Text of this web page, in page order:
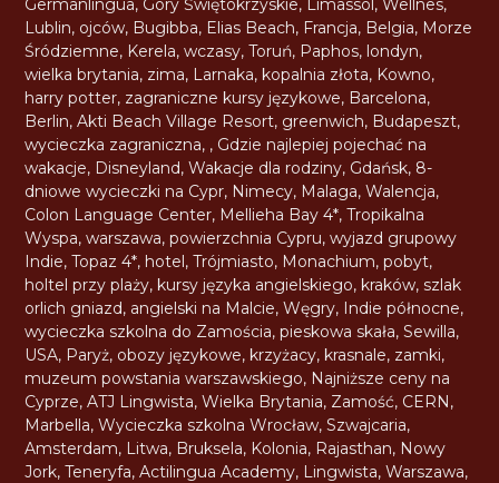
Germanlingua, Góry Świętokrzyskie, Limassol,Wellnes,
Lublin, ojców, Bugibba, Elias Beach, Francja, Belgia, Morze
Śródziemne, Kerela,wczasy,Toruń, Paphos, londyn,
wielka brytania, zima, Larnaka, kopalnia złota, Kowno,
harry potter, zagraniczne kursy językowe, Barcelona,
Berlin,Akti Beach Village Resort, greenwich, Budapeszt,
wycieczka zagraniczna, , Gdzie najlepiej pojechać na
wakacje, Disneyland,Wakacje dla rodziny, Gdańsk, 8-
dniowe wycieczki na Cypr, Nimecy, Malaga,Walencja,
Colon Language Center, Mellieha Bay 4*,Tropikalna
Wyspa,warszawa,powierzchnia Cypru,wyjazd grupowy
Indie,Topaz 4*, hotel,Trójmiasto, Monachium,pobyt,
holtel przy plaży, kursy języka angielskiego, kraków,szlak
orlich gniazd, angielski na Malcie,Węgry, Indie północne,
wycieczka szkolna do Zamościa,pieskowa skała,Sewilla,
USA, Paryż, obozy językowe, krzyżacy, krasnale, zamki,
muzeum powstania warszawskiego, Najniższe ceny na
Cyprze,ATJ Lingwista,Wielka Brytania, Zamość, CERN,
Marbella,Wycieczka szkolna Wrocław,Szwajcaria,
Amsterdam, Litwa, Bruksela, Kolonia, Rajasthan, Nowy
Jork,Teneryfa,Actilingua Academy, Lingwista,Warszawa,